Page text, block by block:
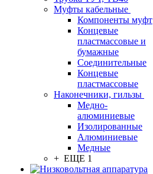
Муфты кабельные
Компоненты муфт
Концевые
пластмассовые и
бумажные
Соединительные
Концевые
пластмассовые
Наконечники, гильзы
Медно-
алюминиевые
Изолированные
Алюминиевые
Медные
+ ЕЩЕ 1